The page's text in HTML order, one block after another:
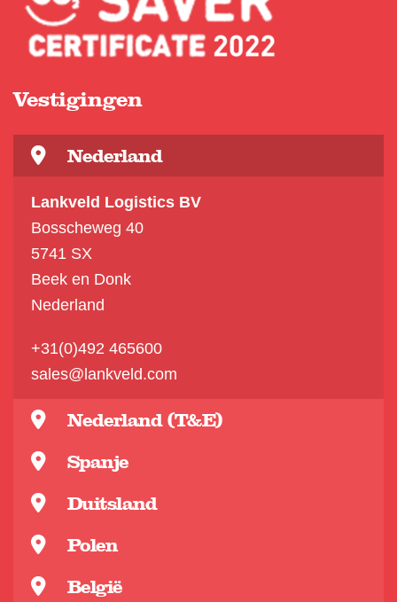
Vestigingen
Nederland
Lankveld Logistics BV
Bosscheweg 40
5741 SX
Beek en Donk
Nederland
+31(0)492 465600
sales@lankveld.com
Nederland (T&E)
Spanje
Duitsland
Polen
België